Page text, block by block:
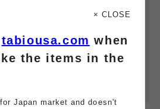
× CLOSE
tabiousa.com when
the items in the
Japan market and doesn't